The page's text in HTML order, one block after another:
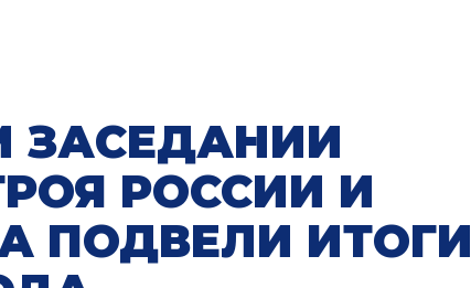
ЗАСЕДАНИИ
РОССИИ И
ПОДВЕЛИ ИТОГИ